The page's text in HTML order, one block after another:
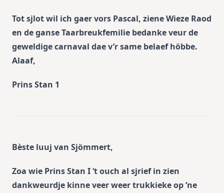
Tot sjlot wil ich gaer vors Pascal, ziene Wieze Raod
en de ganse Taarbreukfemilie bedanke veur de
geweldige carnaval dae v’r same belaef höbbe.
Alaaf,
Prins Stan 1
Bèste luuj van Sjömmert,
Zoa wie Prins Stan I ‘t ouch al sjrief in zien
dankweurdje kinne veer weer trukkieke op ‘ne